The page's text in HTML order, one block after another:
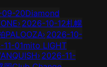
20Diamond
› 2026-10-12札幌
PALOOZA› 2026-10-
01mito LIGHT
› 2026-11-